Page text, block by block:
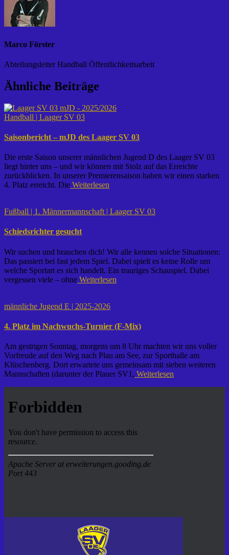
Marco Förster
Abteilungsleiter Handball Öffentlichkeitsarbeit
Ähnliche Beiträge
Handball | Laager SV 03
Saisonbericht – mJD des Laager SV 03
Die erste Saison unserer männlichen Jugend D des Laager SV 03
liegt hinter uns – und wir können mit Stolz auf das Erreichte
zurückblicken. In unserer Premierensaison haben wir einen starken
4. Platz erreicht. Die Weiterlesen
Fußball | 1. Männermannschaft | Laager SV 03
Schiedsrichter gesucht
Wir suchen und brauchen dich! Wir alle kennen solche Situationen:
Das passiert bei fast jedem Spiel. Dabei spielt es keine Rolle um
welche Sportart es sich handelt. Ein trauriges Schauspiel. Dabei
vergessen viele – ohne Weiterlesen
männliche Jugend E | 2025-2026
4. Platz im Nachwuchs-Turnier (F-Mix)
Am gestrigen Sonntag, morgens um 8 Uhr machten wir uns voller
Vorfreude auf den Weg nach Plau am See, zur Sporthalle am
Klüschenberg. Dort erwartete uns gemeinsam mit sieben weiteren
Mannschaften (darunter der Plauer SV1, Weiterlesen